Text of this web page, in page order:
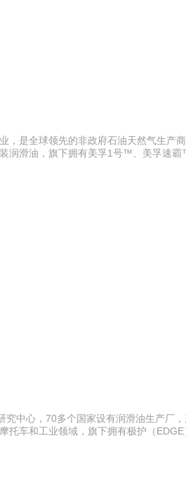
，是全球领先的非政府石油天然气生产
润滑油，旗下拥有美孚1号™、美孚速
中心，70多个国家设有润滑油生产厂
托车和工业领域，旗下拥有极护（EDGE